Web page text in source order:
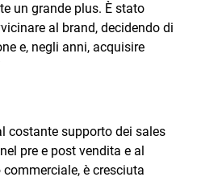
un grande plus. È stato
al brand, decidendo di
e, negli anni, acquisire
costante supporto dei sales
pre e post vendita e al
è cresciuta